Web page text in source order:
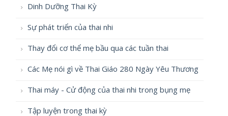
Dinh Dưỡng Thai Kỳ
Sự phát triển của thai nhi
Thay đổi cơ thể mẹ bầu qua các tuần thai
Các Mẹ nói gì về Thai Giáo 280 Ngày Yêu Thương
Thai máy - Cử động của thai nhi trong bụng mẹ
Tập luyện trong thai kỳ